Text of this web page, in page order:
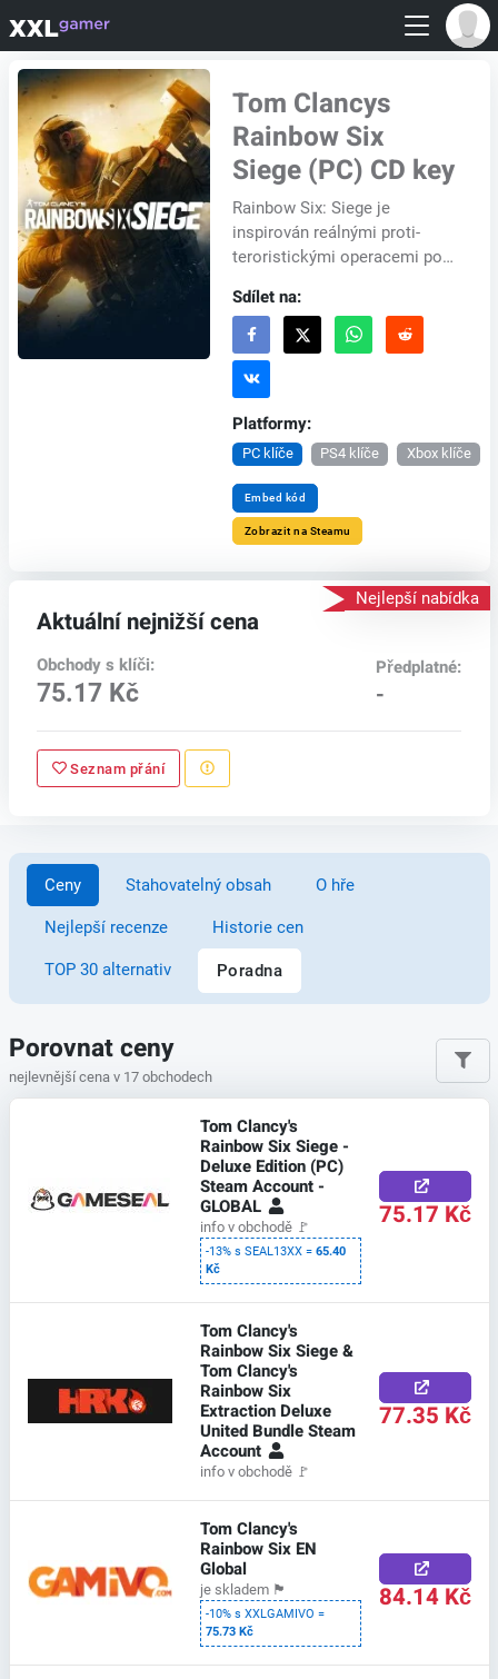
Tom Clancys
Rainbow Six
Siege (PC) CD key
Rainbow Six: Siege je
inspirován reálnými proti-
teroristickými operacemi po
dosud nejbohatší možnosti
využití prostředí na...
Sdílet na:
Platformy:
PC klíče PS4 klíče Xbox klíče
Embed kód
Zobrazit na Steamu
Nejlepší nabídka
Aktuální nejnižší cena
Obchody s klíči:
75.17 Kč
Předplatné:
-
Seznam přání
Ceny Stahovatelný obsah O hře
Nejlepší recenze Historie cen
TOP 30 alternativ Poradna
Porovnat ceny
nejlevnější cena v 17 obchodech
Tom Clancy's
Rainbow Six Siege -
Deluxe Edition (PC)
Steam Account -
GLOBAL
info v obchodě 🚩
-13% s SEAL13XX =65.40
Kč
75.17 Kč
Tom Clancy's
Rainbow Six Siege &
Tom Clancy's
Rainbow Six
Extraction Deluxe
United Bundle Steam
Account
info v obchodě 🚩
77.35 Kč
Tom Clancy's
Rainbow Six EN
Global
je skladem 🏴
-10% s XXLGAMIVO =
75.73 Kč
84.14 Kč